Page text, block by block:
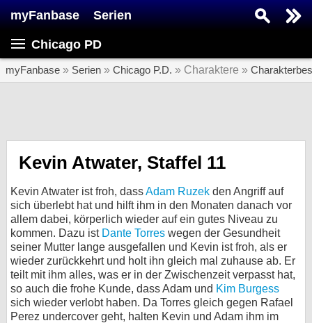
myFanbase Serien
Chicago PD
myFanbase » Serien » Chicago P.D. » Charaktere »
Kevin Atwater, Staffel 11
Kevin Atwater ist froh, dassAdam Ruzek den Angriff auf
sich überlebt hat und hilft ihm in den Monaten danach vor
allem dabei, körperlich wieder auf ein gutes Niveau zu
kommen. Dazu ist Dante Torres wegen der Gesundheit
seiner Mutter lange ausgefallen und Kevin ist froh, als er
wieder zurückkehrt und holt ihn gleich mal zuhause ab. Er
teilt mit ihm alles, was er in der Zwischenzeit verpasst hat,
so auch die frohe Kunde, dass Adam und Kim Burgess
sich wieder verlobt haben. Da Torres gleich gegen Rafael
Perez undercover geht, halten Kevin und Adam ihm im
SERIEN
KULTUR
Specials
SERVICE
Gewinnspiele
Forum